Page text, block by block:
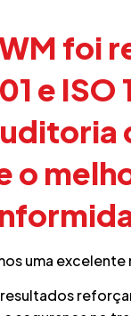
foi
e
o
uma
resultados